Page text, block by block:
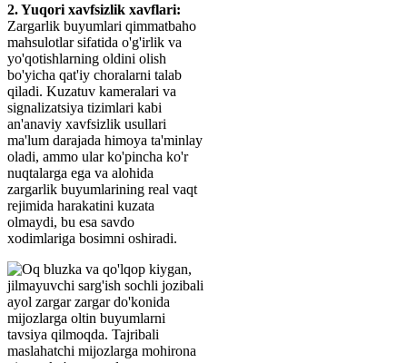
2. Yuqori xavfsizlik xavflari:
Zargarlik buyumlari qimmatbaho
mahsulotlar sifatida o'g'irlik va
yo'qotishlarning oldini olish
bo'yicha qat'iy choralarni talab
qiladi. Kuzatuv kameralari va
signalizatsiya tizimlari kabi
an'anaviy xavfsizlik usullari
ma'lum darajada himoya ta'minlay
oladi, ammo ular ko'pincha ko'r
nuqtalarga ega va alohida
zargarlik buyumlarining real vaqt
rejimida harakatini kuzata
olmaydi, bu esa savdo
xodimlariga bosimni oshiradi.